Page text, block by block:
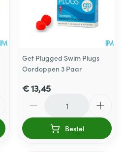
Get Plugged Swim Plugs
Oordoppen 3 Paar
€ 13,45
Bestel